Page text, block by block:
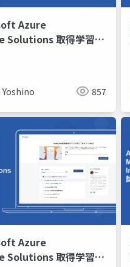
Azure
取得学習会
Yoshino 857
Azure
取得学習会